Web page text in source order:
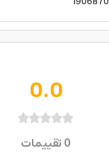
0.0
0تقييمات